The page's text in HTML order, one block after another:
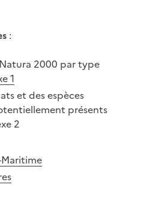
:
2000 par type
1
et des espèces
présents
2